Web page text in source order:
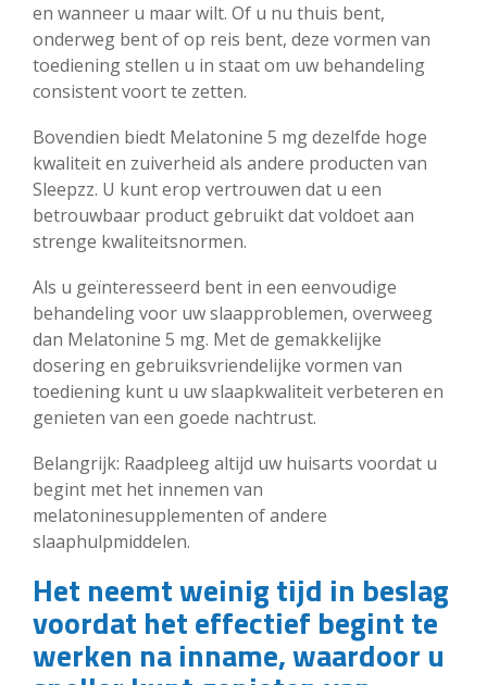
en wanneer u maar wilt. Of u nu thuis bent,
onderweg bent of op reis bent, deze vormen van
toediening stellen u in staat om uw behandeling
consistent voort te zetten.
Bovendien biedt Melatonine 5 mg dezelfde hoge
kwaliteit en zuiverheid als andere producten van
Sleepzz. U kunt erop vertrouwen dat u een
betrouwbaar product gebruikt dat voldoet aan
strenge kwaliteitsnormen.
Als u geïnteresseerd bent in een eenvoudige
behandeling voor uw slaapproblemen, overweeg
dan Melatonine 5 mg. Met de gemakkelijke
dosering en gebruiksvriendelijke vormen van
toediening kunt u uw slaapkwaliteit verbeteren en
genieten van een goede nachtrust.
Belangrijk: Raadpleeg altijd uw huisarts voordat u
begint met het innemen van
melatoninesupplementen of andere
slaaphulpmiddelen.
Het neemt weinig tijd in beslag
voordat het effectief begint te
werken na inname, waardoor u